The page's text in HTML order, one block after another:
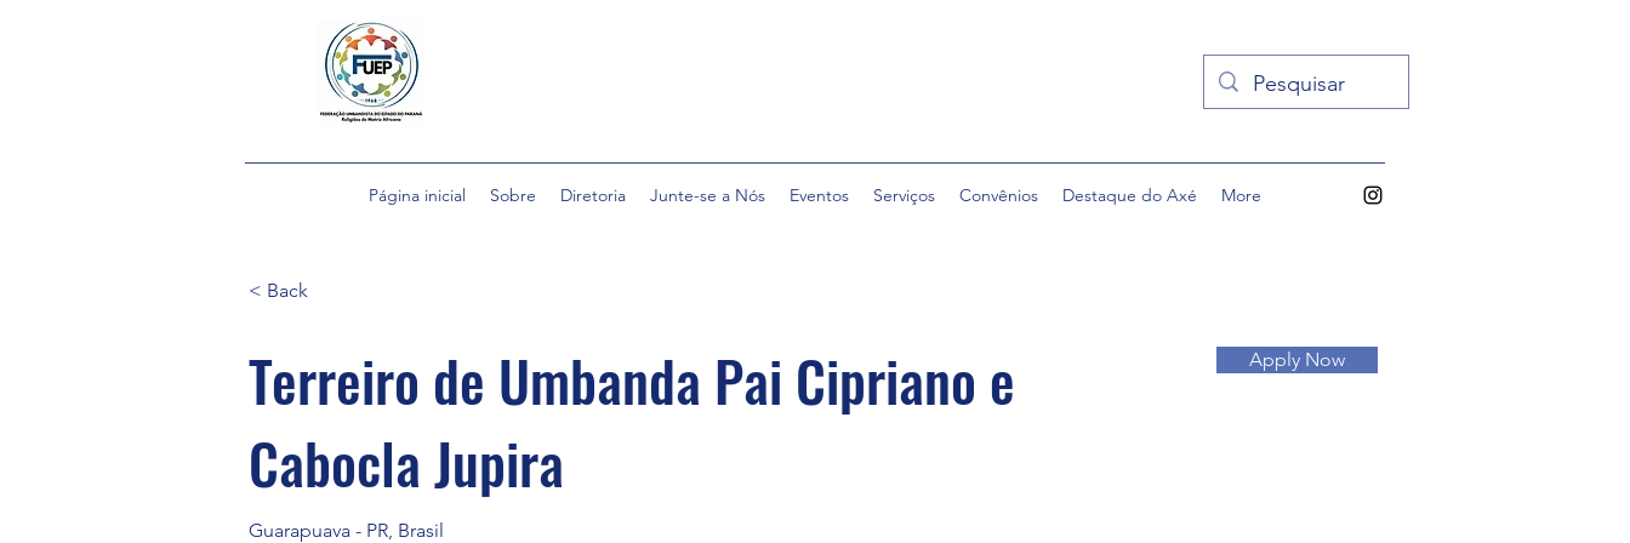
Página inicial Sobre Diretoria Junte-se a Nós Eventos Serviços Convênios Destaque do Axé More
< Back
Terreiro de Umbanda Pai Cipriano e
Cabocla Jupira
Apply Now
Guarapuava - PR, Brasil